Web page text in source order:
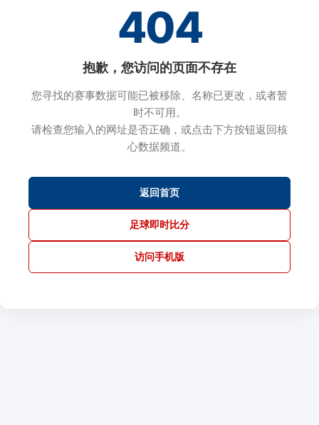
404
抱歉，您访问的页面不存在
您寻找的赛事数据可能已被移除、名称已更改，或者暂
时不可用。
请检查您输入的网址是否正确，或点击下方按钮返回核
心数据频道。
返回首页
足球即时比分
访问手机版